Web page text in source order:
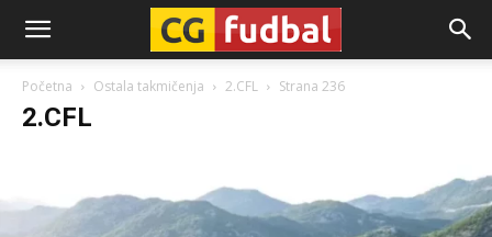
CG-
Fudbal
Početna Ostala takmičenja 2.CFL Strana 236
2.CFL